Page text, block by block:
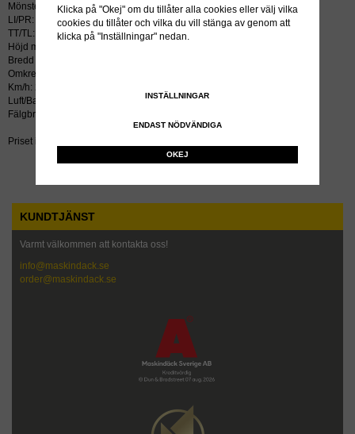
Mönster: PTHD
LI/PR: 20PR
TT/TL: TT (slang krävs)
Höjd mm: 745
Bredd mm: 240
Omkrets mm: 5200
Km/h: 25
Luft/Bar: 10.5
Fälgbredd tum: 7.5
Priset inkluderar återvinningsavgift!
KUNDTJÄNST
Varmt välkommen att kontakta oss!
info@maskindack.se
order@maskindack.se
Klicka på "Okej" om du tillåter alla cookies eller välj vilka
cookies du tillåter och vilka du vill stänga av genom att
klicka på "Inställningar" nedan.
INSTÄLLNINGAR
ENDAST NÖDVÄNDIGA
OKEJ